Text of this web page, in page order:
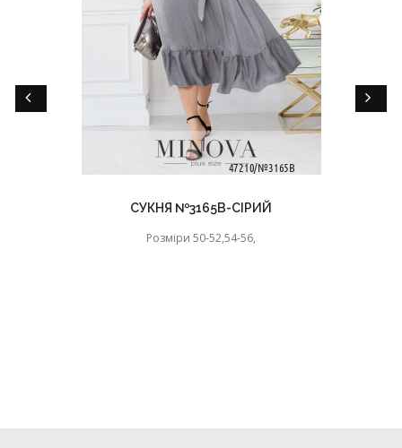
СУКНЯ №3165B-СІРИЙ
Розміри 50-52,54-56,